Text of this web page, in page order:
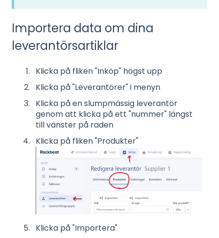
Importera data om dina
leverantörsartiklar
Klicka på fliken "Inköp" högst upp
Klicka på "Leverantörer" i menyn
Klicka på en slumpmässig leverantör
genom att klicka på ett "nummer" längst
till vänster på raden
Klicka på fliken "Produkter"
Klicka på "Importera"